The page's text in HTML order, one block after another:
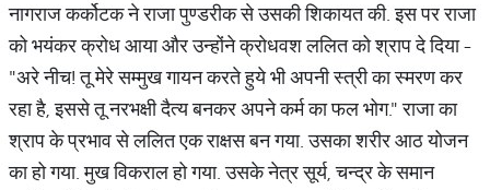
नागराज कर्कोटक ने राजा पुण्डरीक से उसकी शिकायत की. इस पर राजा
को भयंकर क्रोध आया और उन्होंने क्रोधवश ललित को श्राप दे दिया -
"अरे नीच! तू मेरे सम्मुख गायन करते हुये भी अपनी स्त्री का स्मरण कर
रहा है, इससे तू नरभक्षी दैत्य बनकर अपने कर्म का फल भोग." राजा का
श्राप के प्रभाव से ललित एक राक्षस बन गया. उसका शरीर आठ योजन
का हो गया. मुख विकराल हो गया. उसके नेत्र सूर्य, चन्द्र के समान